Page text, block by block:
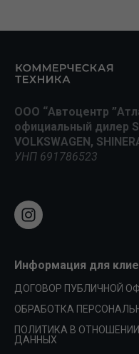
ООО “Автоцентр
официальный дилер
VOLKSWAGEN,
УНП 691786523
Информация для
ДОГОВОР ПУБЛИЧНОЙ
ОБРАБОТКА
ПОЛИТИКА В
ДАННЫХ